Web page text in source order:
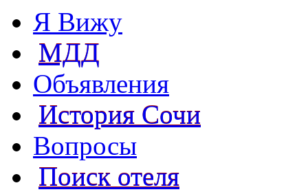
Я Вижу
МДД
Объявления
История Сочи
Вопросы
Поиск отеля